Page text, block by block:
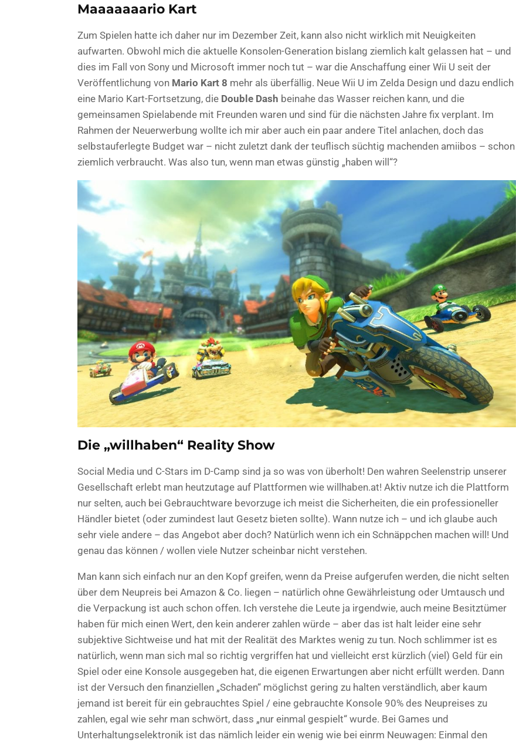
Maaaaaaario Kart
Zum Spielen hatte ich daher nur im Dezember Zeit, kann also nicht wirklich mit Neuigkeiten
aufwarten. Obwohl mich die aktuelle Konsolen-Generation bislang ziemlich kalt gelassen hat – und
dies im Fall von Sony und Microsoft immer noch tut – war die Anschaffung einer Wii U seit der
Veröffentlichung von Mario Kart 8 mehr als überfällig. Neue Wii U im Zelda Design und dazu endlich
eine Mario Kart-Fortsetzung, die Double Dash beinahe das Wasser reichen kann, und die
gemeinsamen Spielabende mit Freunden waren und sind für die nächsten Jahre fix verplant. Im
Rahmen der Neuerwerbung wollte ich mir aber auch ein paar andere Titel anlachen, doch das
selbstauferlegte Budget war – nicht zuletzt dank der teuflisch süchtig machenden amiibos – schon
ziemlich verbraucht. Was also tun, wenn man etwas günstig „haben will“?
Die „willhaben“ Reality Show
Social Media und C-Stars im D-Camp sind ja so was von überholt! Den wahren Seelenstrip unserer
Gesellschaft erlebt man heutzutage auf Plattformen wie willhaben.at! Aktiv nutze ich die Plattform
nur selten, auch bei Gebrauchtware bevorzuge ich meist die Sicherheiten, die ein professioneller
Händler bietet (oder zumindest laut Gesetz bieten sollte). Wann nutze ich – und ich glaube auch
sehr viele andere – das Angebot aber doch? Natürlich wenn ich ein Schnäppchen machen will! Und
genau das können / wollen viele Nutzer scheinbar nicht verstehen.
Man kann sich einfach nur an den Kopf greifen, wenn da Preise aufgerufen werden, die nicht selten
über dem Neupreis bei Amazon & Co. liegen – natürlich ohne Gewährleistung oder Umtausch und
die Verpackung ist auch schon offen. Ich verstehe die Leute ja irgendwie, auch meine Besitztümer
haben für mich einen Wert, den kein anderer zahlen würde – aber das ist halt leider eine sehr
subjektive Sichtweise und hat mit der Realität des Marktes wenig zu tun. Noch schlimmer ist es
natürlich, wenn man sich mal so richtig vergriffen hat und vielleicht erst kürzlich (viel) Geld für ein
Spiel oder eine Konsole ausgegeben hat, die eigenen Erwartungen aber nicht erfüllt werden. Dann
ist der Versuch den finanziellen „Schaden“ möglichst gering zu halten verständlich, aber kaum
jemand ist bereit für ein gebrauchtes Spiel / eine gebrauchte Konsole 90% des Neupreises zu
zahlen, egal wie sehr man schwört, dass „nur einmal gespielt“ wurde. Bei Games und
Unterhaltungselektronik ist das nämlich leider ein wenig wie bei einrm Neuwagen: Einmal den